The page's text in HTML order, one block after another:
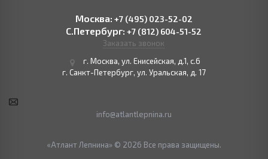
Москва: +7 (495) 023-52-02
С.Петербург: +7 (812) 604-51-52
Заказать звонок
г. Москва, ул. Енисейская, д.1, с.6
г. Санкт-Петербург, ул. Уральская, д. 17
info@atlantlepnina.ru
«Атлант Лепнина» © 2026 Все права защищены.